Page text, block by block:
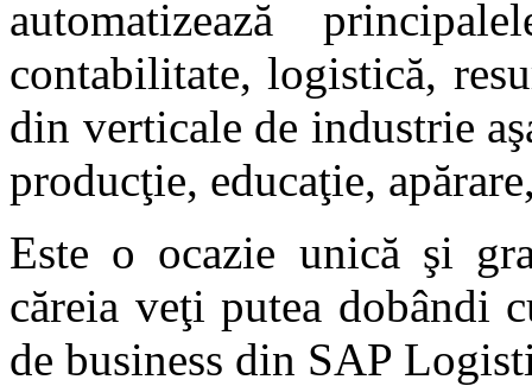
automatizează
contabilitate, logistică,
din verticale de industrie
producţie, educaţie,
Este o ocazie unică şi
căreia veţi putea dobândi
de business din SAP